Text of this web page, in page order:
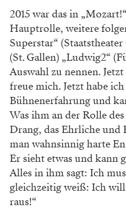
2015 war das in
Hauptrolle, weitere
Superstar“
(St. Gallen) „Ludwig2“
Auswahl zu nennen.
freue mich. Jetzt habe
Bühnenerfahrung und
Was ihm an der Rolle
Drang, das Ehrliche und
man wahnsinnig harte
Er sieht etwas und kann
Alles in ihm sagt: Ich
gleichzeitig weiß: Ich
raus!“